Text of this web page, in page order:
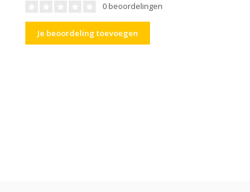
0 beoordelingen
Je beoordeling toevoegen